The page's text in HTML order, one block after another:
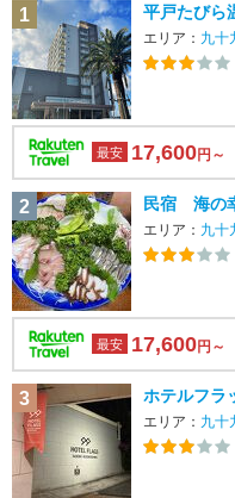
1 平戸たび
エリア： 九十
最安 17,600円～
2 民宿 海の
エリア： 九十
最安 17,600円～
3 ホテルフラ
エリア： 九十